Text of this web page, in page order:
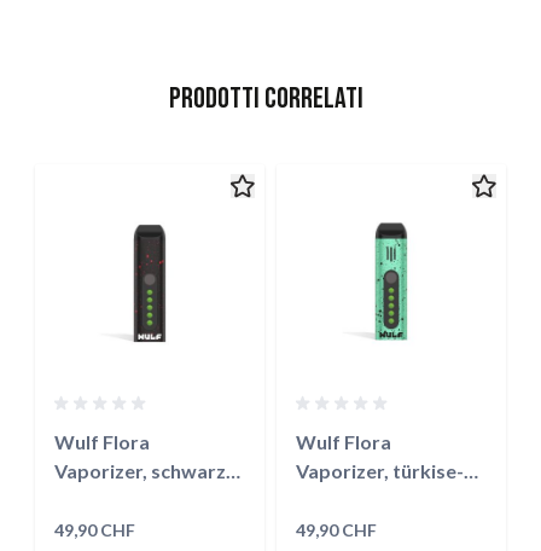
Prodotti correlati
Wulf Flora
Vaporizer, schwarz-
49,90 CHF
Wulf Flora
Vaporizer, türkise-
49,90 CHF